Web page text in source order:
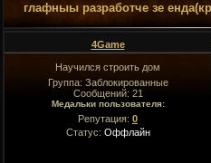
глафныы разработче зе
4Game
Научился строить дом
Группа: Заблокированные
Сообщений: 21
Медальки пользователя:
Репутация: 0
Статус: Оффлайн